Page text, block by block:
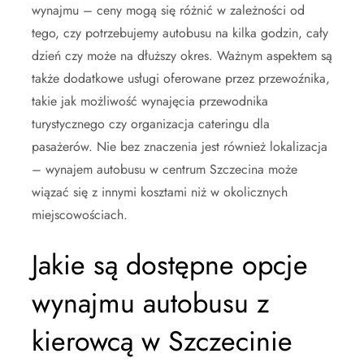
wynajmu – ceny mogą się różnić w zależności od
tego, czy potrzebujemy autobusu na kilka godzin, cały
dzień czy może na dłuższy okres. Ważnym aspektem są
także dodatkowe usługi oferowane przez przewoźnika,
takie jak możliwość wynajęcia przewodnika
turystycznego czy organizacja cateringu dla
pasażerów. Nie bez znaczenia jest również lokalizacja
– wynajem autobusu w centrum Szczecina może
wiązać się z innymi kosztami niż w okolicznych
miejscowościach.
Jakie są dostępne opcje
wynajmu autobusu z
kierowcą w Szczecinie